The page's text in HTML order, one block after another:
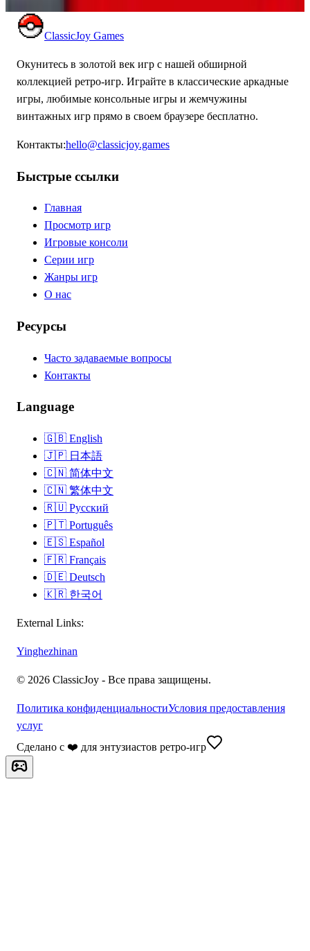
ClassicJoy Games
Окунитесь в золотой век игр с нашей обширной
коллекцией ретро-игр. Играйте в классические аркадные
игры, любимые консольные игры и жемчужины
винтажных игр прямо в своем браузере бесплатно.
Контакты:hello@classicjoy.games
Быстрые ссылки
Главная
Просмотр игр
Игровые консоли
Серии игр
Жанры игр
О нас
Ресурсы
Часто задаваемые вопросы
Контакты
Language
🇬🇧 English
🇯🇵 日本語
🇨🇳 简体中文
🇨🇳 繁体中文
🇷🇺 Русский
🇵🇹 Português
🇪🇸 Español
🇫🇷 Français
🇩🇪 Deutsch
🇰🇷 한국어
External Links:
Yinghezhinan
© 2026 ClassicJoy - Все права защищены.
Политика конфиденциальностиУсловия предоставления
услуг
Сделано с ❤️ для энтузиастов ретро-игр